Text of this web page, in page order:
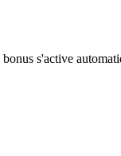
s'active